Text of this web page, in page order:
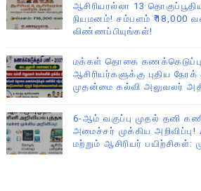
ஆசிரியரல்லா 13
நியமனம்! சம்பளம் ₹18,000
விண்ணப்பியுங்கள்!
மக்கள் தொகை
ஆசிரியர்களுக்கு புதிய
முதன்மை கல்வி அலுவலர்
6-ஆம் வகுப்பு முதல் தனி
அமைச்சர் முக்கிய
மற்றும் ஆசிரியர் பயிற்சிகள்: